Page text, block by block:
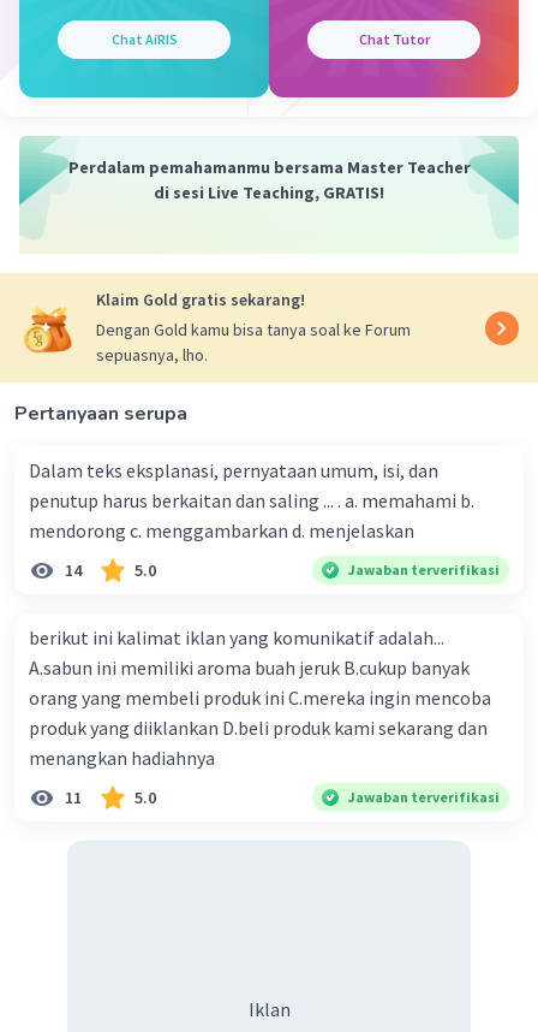
Jawaban terverifikasi
Unsur-unsur yang terdapat pada sebuah teks fiksi
Beri Rating
Chat AiRIS Chat Tutor
Perdalam pemahamanmu bersama Master Teacher
di sesi Live Teaching, GRATIS!
Klaim Gold gratis sekarang!
Dengan Gold kamu bisa tanya soal ke Forum
sepuasnya, lho.
Pertanyaan serupa
Dalam teks eksplanasi, pernyataan umum, isi, dan
penutup harus berkaitan dan saling ... . a. memahami b.
mendorong c. menggambarkan d. menjelaskan
14 5.0 Jawaban terverifikasi
berikut ini kalimat iklan yang komunikatif adalah...
A.sabun ini memiliki aroma buah jeruk B.cukup banyak
orang yang membeli produk ini C.mereka ingin mencoba
produk yang diiklankan D.beli produk kami sekarang dan
menangkan hadiahnya
11 5.0 Jawaban terverifikasi
Iklan